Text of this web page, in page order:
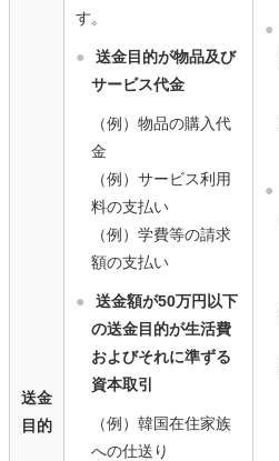
送金
目的
す。
●
送金目的が物品及び
サービス代金
（例）物品の購入代
金
（例）サービス利用
料の支払い
（例）学費等の請求
額の支払い
●
送金額が50万円以下
の送金目的が生活費
およびそれに準ずる
資本取引
（例）韓国在住家族
への仕送り
●
●